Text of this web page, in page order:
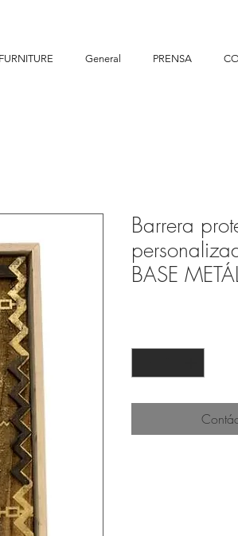
FURNITURE General PRENSA
Barrera
BASE